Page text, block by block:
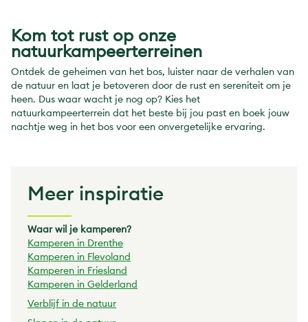
Kom tot rust op onze
natuurkampeerterreinen
Ontdek de geheimen van het bos, luister naar de verhalen van
de natuur en laat je betoveren door de rust en sereniteit om je
heen. Dus waar wacht je nog op? Kies het
natuurkampeerterrein dat het beste bij jou past en boek jouw
nachtje weg in het bos voor een onvergetelijke ervaring.
Meer inspiratie
Waar wil je kamperen?
Kamperen in Drenthe
Kamperen in Flevoland
Kamperen in Friesland
Kamperen in Gelderland
Verblijf in de natuur